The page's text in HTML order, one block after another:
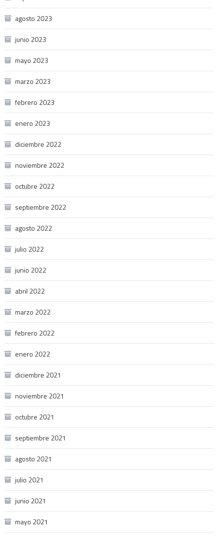
agosto 2023
junio 2023
mayo 2023
marzo 2023
febrero 2023
enero 2023
diciembre 2022
noviembre 2022
octubre 2022
septiembre 2022
agosto 2022
julio 2022
junio 2022
abril 2022
marzo 2022
febrero 2022
enero 2022
diciembre 2021
noviembre 2021
octubre 2021
septiembre 2021
agosto 2021
julio 2021
junio 2021
mayo 2021